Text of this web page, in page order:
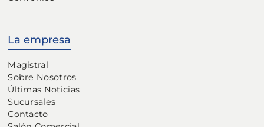
La empresa
Magistral
Sobre Nosotros
Últimas Noticias
Sucursales
Contacto